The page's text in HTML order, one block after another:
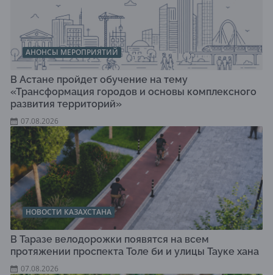
АНОНСЫ МЕРОПРИЯТИЙ
В Астане пройдет обучение на тему
«Трансформация городов и основы комплексного
развития территорий»
07.08.2026
НОВОСТИ КАЗАХСТАНА
В Таразе велодорожки появятся на всем
протяжении проспекта Толе би и улицы Тауке хана
07.08.2026